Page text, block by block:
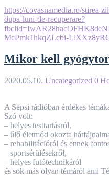
https://covasnamedia.ro/stirea-
dupa-luni-de-recuperare?
McPmk1hkqZLcbi-
Mikor kell
2020.05.10. Uncategorized 0
A Sepsi rádióban érdekes
Szó volt:
– helyes testtartásról,
– űlő életmód okozta
– rehabilitációról és ennek
– sportsérülésekről,
– helyes futótechnikáról
és sok más olyan témáról ami